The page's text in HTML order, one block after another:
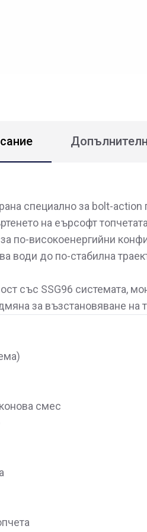
специално за bolt-
на еърсофт
по-високоенергийни
води до по-стабилна
със SSG96 системата,
за възстановяване на
смес